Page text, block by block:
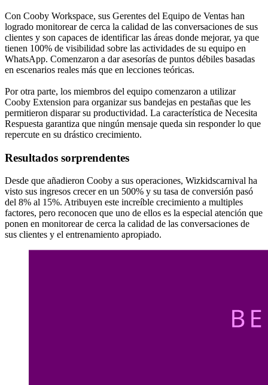
Con Cooby Workspace, sus Gerentes del Equipo de Ventas han
logrado monitorear de cerca la calidad de las conversaciones de sus
clientes y son capaces de identificar las áreas donde mejorar, ya que
tienen 100% de visibilidad sobre las actividades de su equipo en
WhatsApp. Comenzaron a dar asesorías de puntos débiles basadas
en escenarios reales más que en lecciones teóricas.
Por otra parte, los miembros del equipo comenzaron a utilizar
Cooby Extension para organizar sus bandejas en pestañas que les
permitieron disparar su productividad. La característica de Necesita
Respuesta garantiza que ningún mensaje queda sin responder lo que
repercute en su drástico crecimiento.
Resultados sorprendentes
Desde que añadieron Cooby a sus operaciones, Wizkidscarnival ha
visto sus ingresos crecer en un 500% y su tasa de conversión pasó
del 8% al 15%. Atribuyen este increíble crecimiento a multiples
factores, pero reconocen que uno de ellos es la especial atención que
ponen en monitorear de cerca la calidad de las conversaciones de
sus clientes y el entrenamiento apropiado.